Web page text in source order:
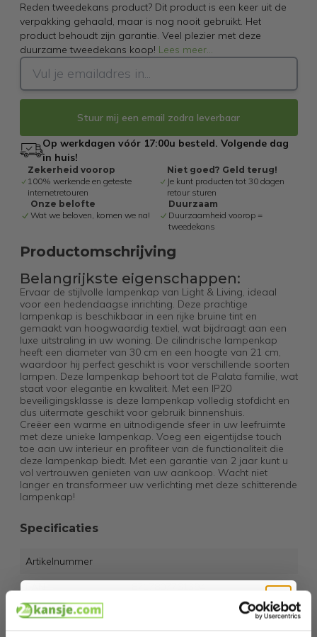
Reden tweedekans product? Dit product is een keer uit de
verpakking gehaald, maar is nog nooit gebruikt. Het
product behoudt zijn garantie. Veel plezier met deze
duurzame tweedekans koop! Lees meer...
Stuur mij een email zodra leverbaar
Op werkdagen vóór 17:00u besteld. Volgende dag
in huis!
Zekerheid voorop
100% werkende en geteste
internetretouren
Niet goed? Geld terug!
Je kunt producten tot 30 dagen
retour sturen
Onze belofte
Wat we beloven, komen we na!
Duurzaam
Duurzaamheid voorop =
tweedekans
Productomschrijving
Belangrijkste eigenschappen:
Ervaar de stijlvolle lampenkap van Light & Living, ideaal
voor een hedendaagse inrichting. Deze prachtige
lampenkap is beschikbaar in een rijke bruine tint en
gemaakt van hoogwaardig textiel, wat bijdraagt aan een
luxe uitstraling in uw woning. De cilindrische lampenkap
heeft een diameter van 30 cm en een hoogte van 21 cm,
waardoor hij perfect geschikt is voor verschillende soorten
lampen. Deze lampenkap behoort tot de Palata familie, wat
staat voor elegantie en kwaliteit. Met een IP20
beveiligingsklasse is deze lampenkap volledig stofdicht en
dus uitermate geschikt voor gebruik binnenshuis.
Creëer een warme en uitnodigende sfeer in uw leefruimte
met deze unieke lampenkap. Voeg een eigentijdse touch
toe aan uw interieur en profiteer van de functionaliteit die
deze lampenkap biedt. Met een garantie van 2 jaar kunt u
vol vertrouwen genieten van uw aankoop. Wacht niet
langer en transformeer uw verlichting met deze schitterende
lampenkap!
Specificaties
Artikelnummer
SKU